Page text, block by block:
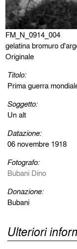
FM_N_0914_004
gelatina bromuro
Originale
Titolo:
Prima guerra
Soggetto:
Un alt
Datazione:
06 novembre 1918
Fotografo:
Bubani Dino
Donazione:
Bubani
Ulteriori